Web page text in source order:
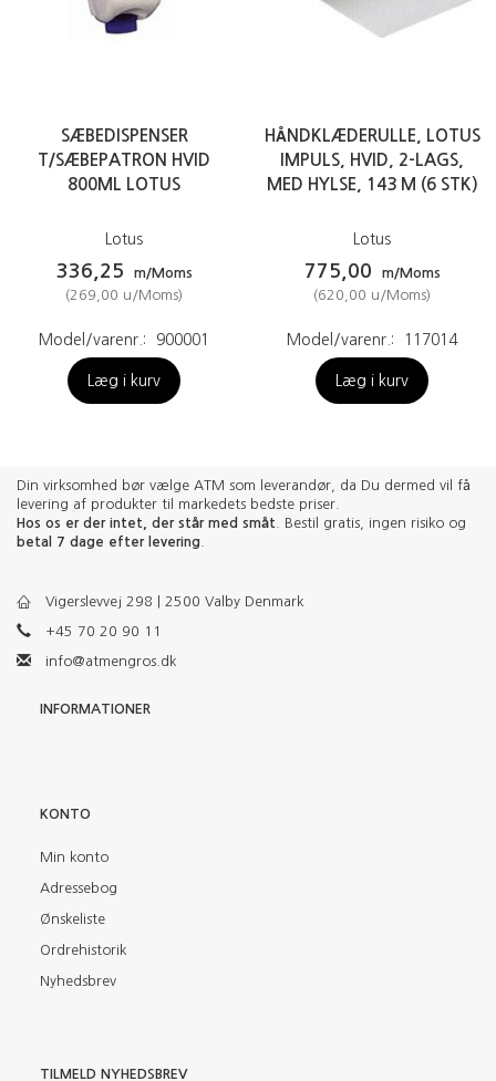
SÆBEDISPENSER
T/SÆBEPATRON HVID
800ML LOTUS
Lotus
336,25
m/Moms
(269,00 u/Moms)
Model/varenr.: 900001
Læg i kurv
HÅNDKLÆDERULLE, LOTUS
IMPULS, HVID, 2-LAGS,
MED HYLSE, 143 M (6 STK)
Lotus
775,00
m/Moms
(620,00 u/Moms)
Model/varenr.: 117014
Læg i kurv
Din virksomhed bør vælge ATM som leverandør, da Du dermed vil få
levering af produkter til markedets bedste priser.
Hos os er der intet, der står med småt . Bestil gratis, ingen risiko og
betal 7 dage efter levering
Vigerslevvej 298 | 2500 Valby Denmark
+45 70 20 90 11
info@atmengros.dk
INFORMATIONER
KONTO
Min konto
Adressebog
Ønskeliste
Ordrehistorik
Nyhedsbrev
TILMELD NYHEDSBREV